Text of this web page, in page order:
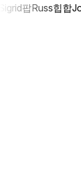
Sigrid팝Russ힙합